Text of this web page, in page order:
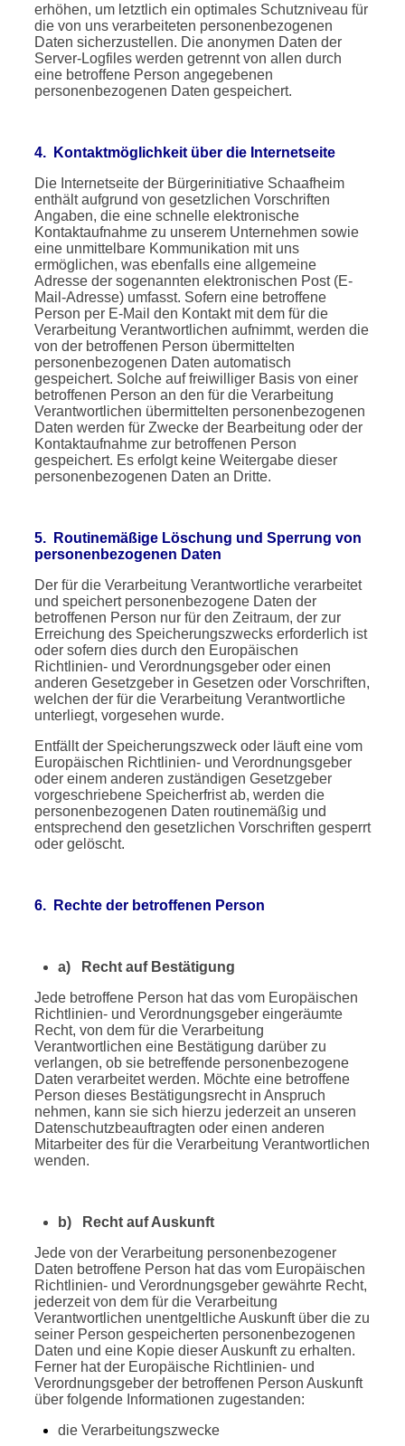
erhöhen, um letztlich ein optimales Schutzniveau für
die von uns verarbeiteten personenbezogenen
Daten sicherzustellen. Die anonymen Daten der
Server-Logfiles werden getrennt von allen durch
eine betroffene Person angegebenen
personenbezogenen Daten gespeichert.
4. Kontaktmöglichkeit über die Internetseite
Die Internetseite der Bürgerinitiative Schaafheim
enthält aufgrund von gesetzlichen Vorschriften
Angaben, die eine schnelle elektronische
Kontaktaufnahme zu unserem Unternehmen sowie
eine unmittelbare Kommunikation mit uns
ermöglichen, was ebenfalls eine allgemeine
Adresse der sogenannten elektronischen Post (E-
Mail-Adresse) umfasst. Sofern eine betroffene
Person per E-Mail den Kontakt mit dem für die
Verarbeitung Verantwortlichen aufnimmt, werden die
von der betroffenen Person übermittelten
personenbezogenen Daten automatisch
gespeichert. Solche auf freiwilliger Basis von einer
betroffenen Person an den für die Verarbeitung
Verantwortlichen übermittelten personenbezogenen
Daten werden für Zwecke der Bearbeitung oder der
Kontaktaufnahme zur betroffenen Person
gespeichert. Es erfolgt keine Weitergabe dieser
personenbezogenen Daten an Dritte.
5. Routinemäßige Löschung und Sperrung von
personenbezogenen Daten
Der für die Verarbeitung Verantwortliche verarbeitet
und speichert personenbezogene Daten der
betroffenen Person nur für den Zeitraum, der zur
Erreichung des Speicherungszwecks erforderlich ist
oder sofern dies durch den Europäischen
Richtlinien- und Verordnungsgeber oder einen
anderen Gesetzgeber in Gesetzen oder Vorschriften,
welchen der für die Verarbeitung Verantwortliche
unterliegt, vorgesehen wurde.
Entfällt der Speicherungszweck oder läuft eine vom
Europäischen Richtlinien- und Verordnungsgeber
oder einem anderen zuständigen Gesetzgeber
vorgeschriebene Speicherfrist ab, werden die
personenbezogenen Daten routinemäßig und
entsprechend den gesetzlichen Vorschriften gesperrt
oder gelöscht.
6. Rechte der betroffenen Person
a) Recht auf Bestätigung
Jede betroffene Person hat das vom Europäischen
Richtlinien- und Verordnungsgeber eingeräumte
Recht, von dem für die Verarbeitung
Verantwortlichen eine Bestätigung darüber zu
verlangen, ob sie betreffende personenbezogene
Daten verarbeitet werden. Möchte eine betroffene
Person dieses Bestätigungsrecht in Anspruch
nehmen, kann sie sich hierzu jederzeit an unseren
Datenschutzbeauftragten oder einen anderen
Mitarbeiter des für die Verarbeitung Verantwortlichen
wenden.
b) Recht auf Auskunft
Jede von der Verarbeitung personenbezogener
Daten betroffene Person hat das vom Europäischen
Richtlinien- und Verordnungsgeber gewährte Recht,
jederzeit von dem für die Verarbeitung
Verantwortlichen unentgeltliche Auskunft über die zu
seiner Person gespeicherten personenbezogenen
Daten und eine Kopie dieser Auskunft zu erhalten.
Ferner hat der Europäische Richtlinien- und
Verordnungsgeber der betroffenen Person Auskunft
über folgende Informationen zugestanden:
die Verarbeitungszwecke